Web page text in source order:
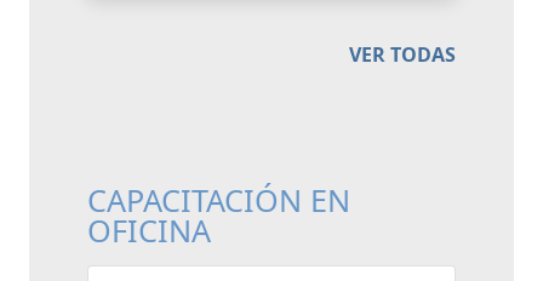
VER TODAS
CAPACITACIÓN EN
OFICINA